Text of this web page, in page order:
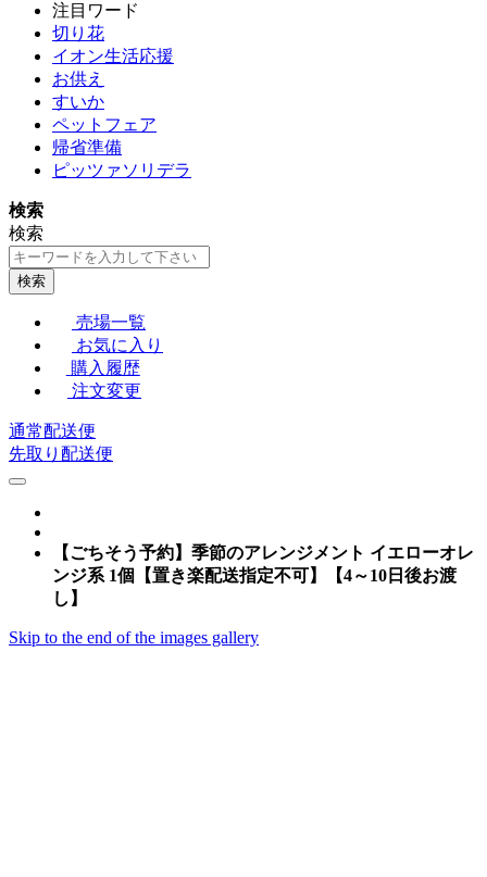
注目ワード
切り花
イオン生活応援
お供え
すいか
ペットフェア
帰省準備
ピッツァソリデラ
検索
検索
検索
売場一覧
お気に入り
購入履歴
注文変更
通常配送便
先取り配送便
【ごちそう予約】季節のアレンジメント イエローオレ
ンジ系 1個【置き楽配送指定不可】【4～10日後お渡
し】
Skip to the end of the images gallery